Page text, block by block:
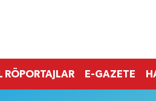
RÖPORTAJLAR E-GAZETE